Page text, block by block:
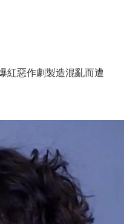
紅惡作劇製造混亂而遭